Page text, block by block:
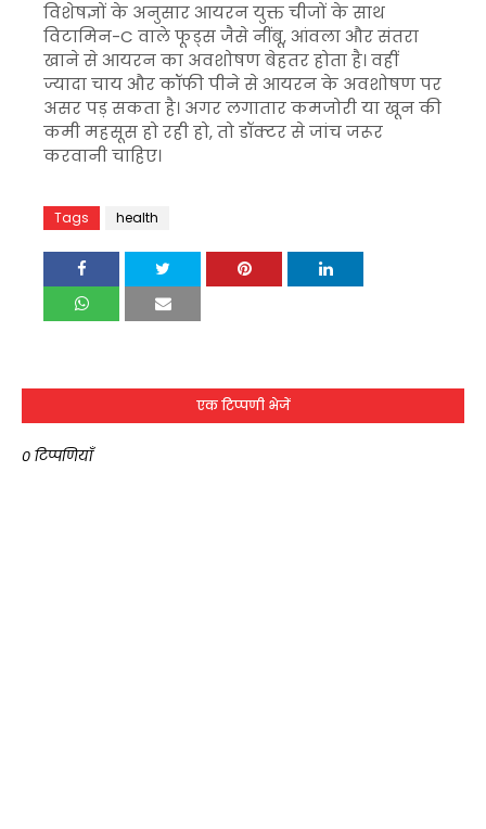
विशेषज्ञों के अनुसार आयरन युक्त चीजों के साथ
विटामिन-C वाले फूड्स जैसे नींबू, आंवला और संतरा
खाने से आयरन का अवशोषण बेहतर होता है। वहीं
ज्यादा चाय और कॉफी पीने से आयरन के अवशोषण पर
असर पड़ सकता है। अगर लगातार कमजोरी या खून की
कमी महसूस हो रही हो, तो डॉक्टर से जांच जरूर
करवानी चाहिए।
Tags health
एक टिप्पणी भेजें
0 टिप्पणियाँ